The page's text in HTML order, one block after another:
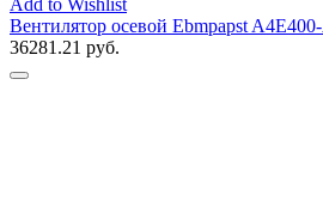
Add to Wishlist
Вентилятор осевой Ebmpapst
36281.21 руб.